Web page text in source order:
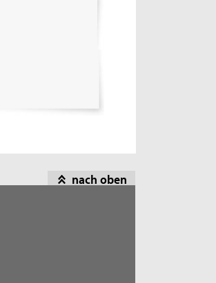
nach oben